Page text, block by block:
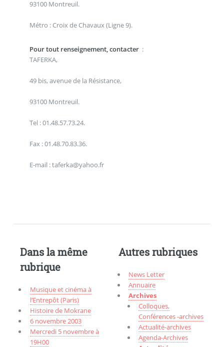
93100 Montreuil.
Métro : Croix de Chavaux (Ligne 9).
Pour tout renseignement, contacter :
TAFERKA,
49 bis, avenue de la Résistance,
93100 Montreuil.
Tel : 01.48.57.73.24.
Fax : 01.48.70.83.36.
E-mail : taferka@yahoo.fr
Dans la même
rubrique
Musique et cinéma à
l’Entrepôt (Paris)
Histoire de Mokrane
6 novembre 2003
Mercredi 5 novembre à
19H00
Autres rubriques
News Letter
Annuaire
Archives
Colloques,
Conférences -archives
Actualité-archives
Agenda-Archives